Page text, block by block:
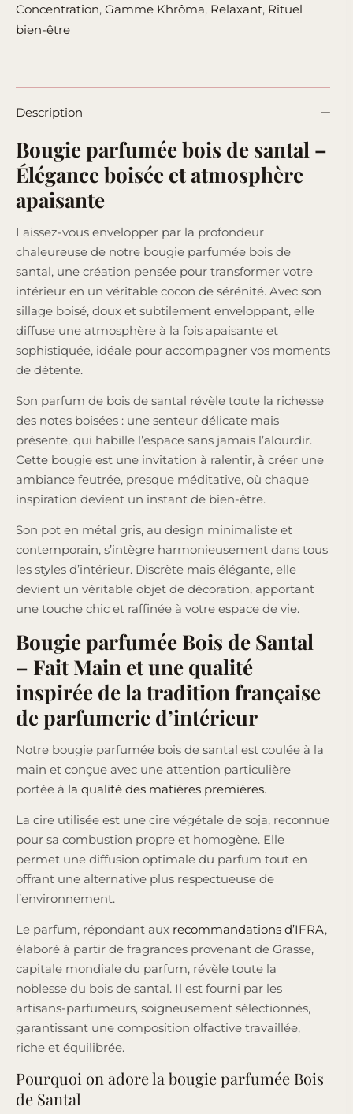
Concentration, Gamme Khrôma, Relaxant, Rituel
bien-être
Description
Bougie parfumée bois de santal –
Élégance boisée et atmosphère
apaisante
Laissez-vous envelopper par la profondeur
chaleureuse de notre bougie parfumée bois de
santal, une création pensée pour transformer votre
intérieur en un véritable cocon de sérénité. Avec son
sillage boisé, doux et subtilement enveloppant, elle
diffuse une atmosphère à la fois apaisante et
sophistiquée, idéale pour accompagner vos moments
de détente.
Son parfum de bois de santal révèle toute la richesse
des notes boisées : une senteur délicate mais
présente, qui habille l’espace sans jamais l’alourdir.
Cette bougie est une invitation à ralentir, à créer une
ambiance feutrée, presque méditative, où chaque
inspiration devient un instant de bien-être.
Son pot en métal gris, au design minimaliste et
contemporain, s’intègre harmonieusement dans tous
les styles d’intérieur. Discrète mais élégante, elle
devient un véritable objet de décoration, apportant
une touche chic et raffinée à votre espace de vie.
Bougie parfumée Bois de Santal
– Fait Main et une qualité
inspirée de la tradition française
de parfumerie d’intérieur
Notre bougie parfumée bois de santal est coulée à la
main et conçue avec une attention particulière
portée à la qualité des matières premières.
La cire utilisée est une cire végétale de soja, reconnue
pour sa combustion propre et homogène. Elle
permet une diffusion optimale du parfum tout en
offrant une alternative plus respectueuse de
l’environnement.
Le parfum, répondant aux recommandations d’IFRA,
élaboré à partir de fragrances provenant de Grasse,
capitale mondiale du parfum, révèle toute la
noblesse du bois de santal. Il est fourni par les
artisans-parfumeurs, soigneusement sélectionnés,
garantissant une composition olfactive travaillée,
riche et équilibrée.
Pourquoi on adore la bougie parfumée Bois
de Santal